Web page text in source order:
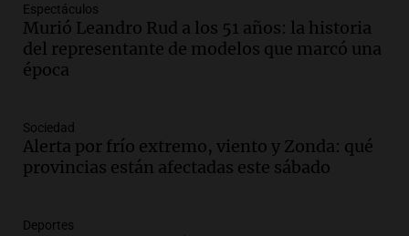
Episodios
Audio.Casabindo se prepara para una
celebración única: 30.000 turistas y el
Episodios
Audio. Borges, abogada de Pourrain:
"Tres hombres se lo llevaron para
Espectáculos
Murió Leandro Rud a los 51 años: la historia
del representante de modelos que marcó una
época
Sociedad
Alerta por frío extremo, viento y Zonda: qué
provincias están afectadas este sábado
Deportes